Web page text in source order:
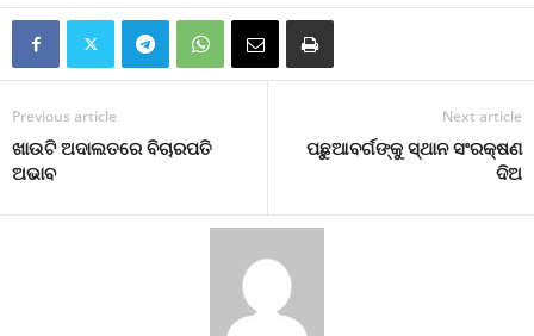
Previous article
ଖାଉଟି ଅଦାଲତରେ ବିଚାରପତି
ଅଭାବ
Next article
ପଛୁଆବର୍ଗଙ୍କୁ ସ୍ଥାନ ସଂରକ୍ଷଣ
ଦିଅ